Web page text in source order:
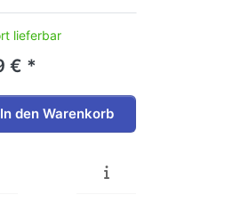
lieferbar
€ *
In den Warenkorb